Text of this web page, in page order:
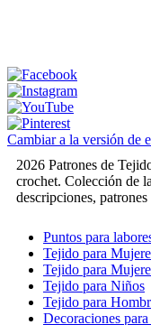
Cambiar a la versión de
2026 Patrones de
crochet. Colección de
descripciones, patrones
Puntos para
Tejido para
Tejido para
Tejido para Niños
Tejido para
Decoraciones